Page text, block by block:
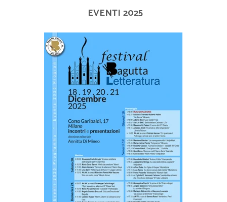
EVENTI 2025